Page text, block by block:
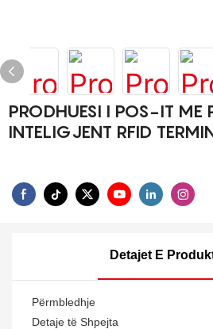
PRODHUESI I POS-IT ME
INTELIGJENT RFID
Detajet E
Përmbledhje
Detaje të Shpejta